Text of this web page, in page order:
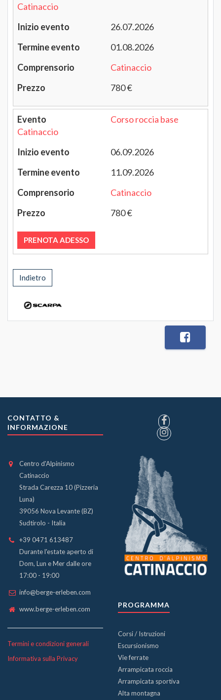
Catinaccio
26.07.2026
01.08.2026
Catinaccio
780 €
Corso roccia base
Catinaccio
06.09.2026
11.09.2026
Catinaccio
780 €
PRENOTA ADESSO
Indietro
CONTATTO &
INFORMAZIONE
Centro d'Alpinismo
Catinaccio
Strada Carezza 10 (Pizzeria
Luna)
39056 Nova Levante (BZ)
Sudtirolo - Italia
+39 0471 613487
Durante l'estate aperto di
Dom, Lun e Mer dalle ore
17:00 - 19:00
info@berge-erleben.com
www.berge-erleben.com
Termini e condizioni generali
Informativa sulla Privacy
PROGRAMMA
Corsi / Istruzioni
Escursionismo
Vie ferrate
Arrampicata roccia
Arrampicata sportiva
Alta montagna